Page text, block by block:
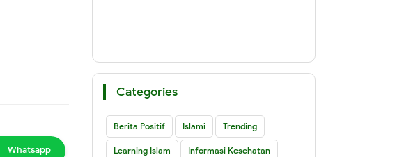
Whatsapp
Categories
Berita Positif Islami Trending
Learning Islam Informasi Kesehatan